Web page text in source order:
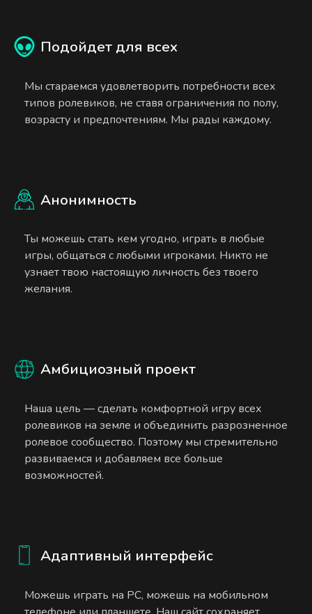
Подойдет для всех
Мы стараемся удовлетворить потребности всех
типов ролевиков, не ставя ограничения по полу,
возрасту и предпочтениям. Мы рады каждому.
Анонимность
Ты можешь стать кем угодно, играть в любые
игры, общаться с любыми игроками. Никто не
узнает твою настоящую личность без твоего
желания.
Амбициозный проект
Наша цель — сделать комфортной игру всех
ролевиков на земле и объединить разрозненное
ролевое сообщество. Поэтому мы стремительно
развиваемся и добавляем все больше
возможностей.
Адаптивный интерфейс
Можешь играть на PC, можешь на мобильном